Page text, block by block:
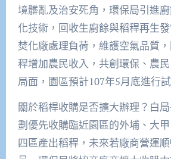
境髒亂及治安死角，環保局引進
化技術，回收生廚餘與稻稈再生
焚化廠處理負荷，維護空氣品質
稈增加農民收入，共創環保、農
局面，園區預計107年5月底進行
關於稻桿收購是否擴大辦理？白
劃優先收購臨近園區的外埔、大
四區產出稻稈，未來若廠商營運